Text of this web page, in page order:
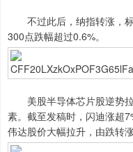
不过此后，纳指转涨，标
300点跌幅超过0.6%。
美股半导体芯片股逆势拉
素。截至发稿时，闪迪涨超
伟达股价大幅拉升，由跌转